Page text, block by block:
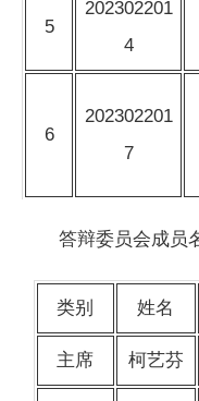
5
202302201
4
6
202302201
7
答辩委员会成员
类别 姓名
主席 柯艺芬